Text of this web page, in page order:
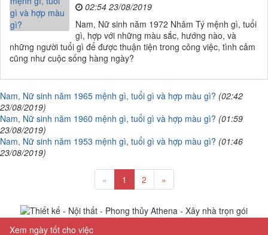
02:54 23/08/2019
Nam, Nữ sinh năm 1972 Nhâm Tý mệnh gì, tuổi
gì, hợp với những màu sắc, hướng nào, và
những người tuổi gì để được thuận tiện trong công việc, tình cảm
cũng như cuộc sống hàng ngày?
Nam, Nữ sinh năm 1965 mệnh gì, tuổi gì và hợp màu gì? (02:42
23/08/2019)
Nam, Nữ sinh năm 1960 mệnh gì, tuổi gì và hợp màu gì? (01:59
23/08/2019)
Nam, Nữ sinh năm 1953 mệnh gì, tuổi gì và hợp màu gì? (01:46
23/08/2019)
« 1 2 »
Xem ngày tốt cho việc